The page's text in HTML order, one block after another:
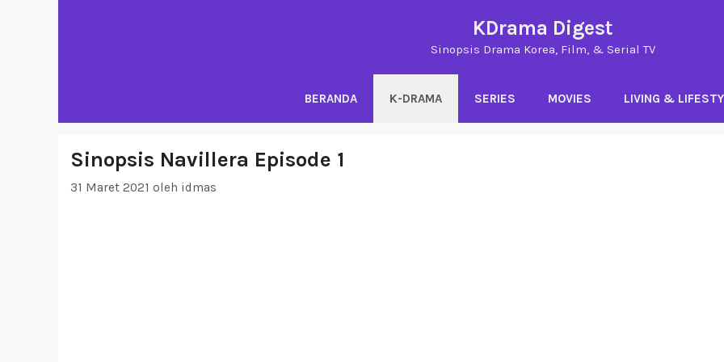
KDrama Digest
Sinopsis Drama Korea, Film, & Serial TV
BERANDA K-DRAMA SERIES MOVIES LIVING &
Sinopsis Navillera Episode 1
31 Maret 2021 oleh idmas